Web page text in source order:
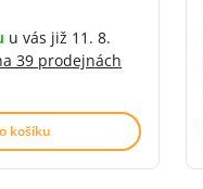
u vás již 11. 8.
39 prodejnách
košíku